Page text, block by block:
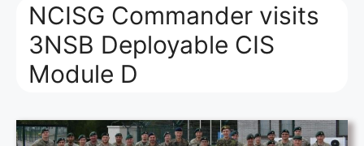
NCISG Commander visits
3NSB Deployable CIS
Module D